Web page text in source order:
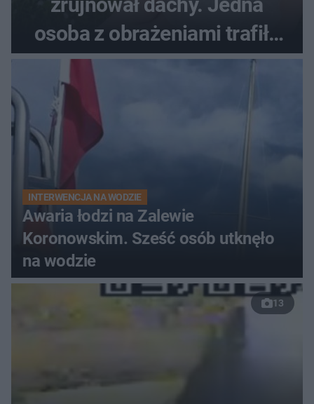
osoba z obrażeniami trafiła
do szpitala
INTERWENCJA NA WODZIE
Awaria łodzi na Zalewie
Koronowskim. Sześć osób utknęło
na wodzie
13